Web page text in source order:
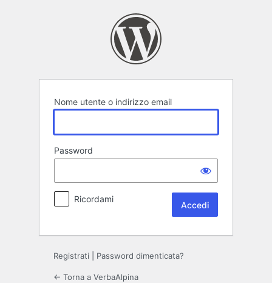
Nome utente o indirizzo email
Password
Ricordami
Registrati Password dimenticata?
← Torna a VerbaAlpina